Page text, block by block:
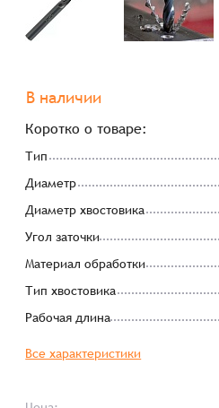
В наличии
Коротко о товаре:
Тип
Диаметр
Диаметр хвостовика
Угол заточки
Материал обработки
Тип хвостовика
Рабочая длина
Все характеристики